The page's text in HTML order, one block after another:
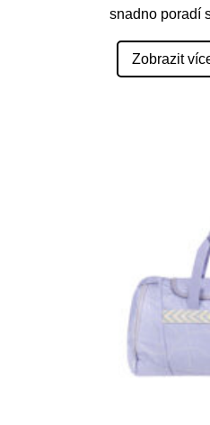
snadno poradí
Zobrazit